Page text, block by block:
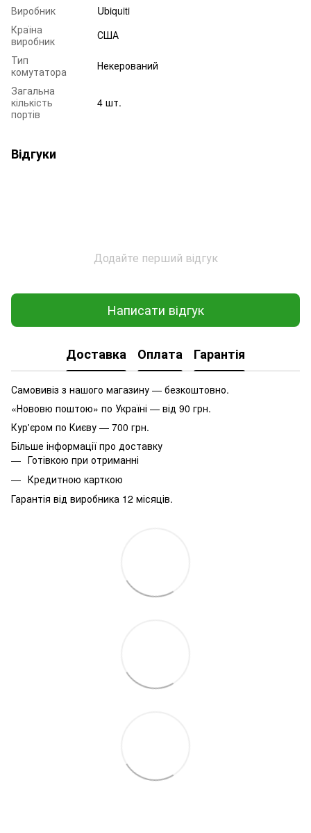
Виробник
Ubiquiti
Країна
виробник
США
Тип
комутатора
Некерований
Загальна
кількість
портів
4 шт.
Відгуки
Додайте перший відгук
Написати відгук
Доставка Оплата Гарантія
Самовивіз з нашого магазину — безкоштовно.
«Нововю поштою» по Україні — від 90 грн.
Кур'єром по Києву — 700 грн.
Більше інформації про доставку
Готівкою при отриманні
Кредитною карткою
Гарантія від виробника 12 місяців.